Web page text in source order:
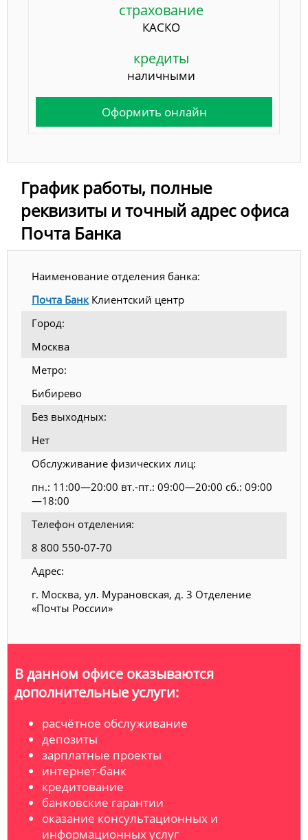
страхование
КАСКО
кредиты
наличными
Оформить онлайн
График работы, полные
реквизиты и точный адрес офиса
Почта Банка
Наименование отделения банка:
Почта БанкКлиентский центр
Город:
Москва
Метро:
Бибирево
Без выходных:
Нет
Обслуживание физических лиц:
пн.: 11:00—20:00 вт.-пт.: 09:00—20:00 сб.: 09:00
—18:00
Телефон отделения:
8 800 550-07-70
Адрес:
г. Москва, ул. Мурановская, д. 3 Отделение
«Почты России»
В данном офисе оказываются
дополнительные услуги:
расчётное обслуживание
депозиты
зарплатные проекты
интернет-банк
кредитование
банковские гарантии
оказание консультационных и
информационных услуг